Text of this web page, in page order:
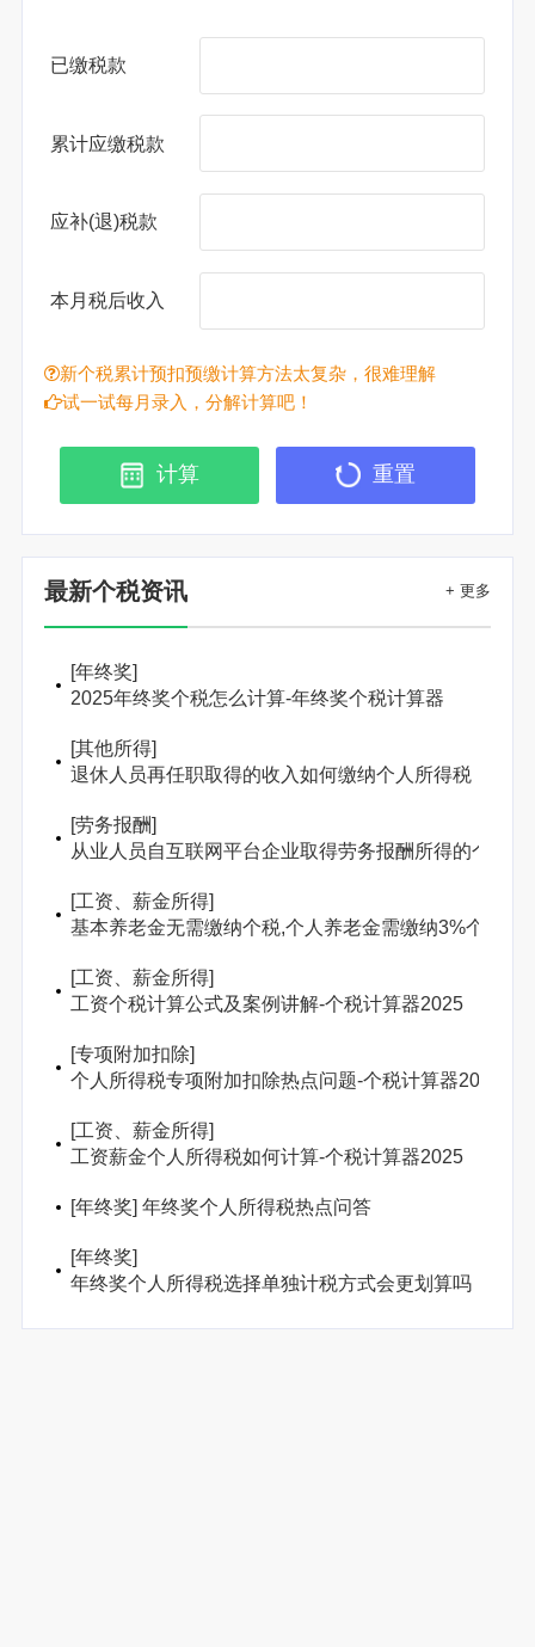
已缴税款
累计应缴税款
应补(退)税款
本月税后收入
新个税累计预扣预缴计算方法太复杂，很难理解
试一试每月录入，分解计算吧！
计算 重置
最新个税资讯 + 更多
[年终奖]
2025年终奖个税怎么计算-年终奖个税计算器
[其他所得]
退休人员再任职取得的收入如何缴纳个人所得税
[劳务报酬]
从业人员自互联网平台企业取得劳务报酬所得的个人
[工资、薪金所得]
基本养老金无需缴纳个税,个人养老金需缴纳3%个人所
[工资、薪金所得]
工资个税计算公式及案例讲解-个税计算器2025
[专项附加扣除]
个人所得税专项附加扣除热点问题-个税计算器2025
[工资、薪金所得]
工资薪金个人所得税如何计算-个税计算器2025
[年终奖] 年终奖个人所得税热点问答
[年终奖]
年终奖个人所得税选择单独计税方式会更划算吗